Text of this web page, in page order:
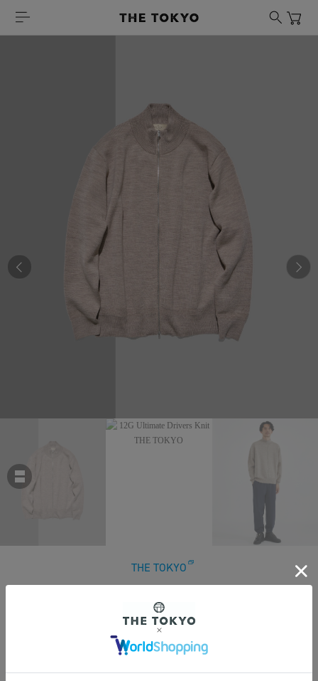
THE TOKYO
￥39,600税込
360ポイント付与
カラー